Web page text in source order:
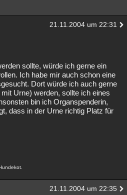
21.11.2004 um 22:31
sollte, würde ich gerne ein
Ich habe mir auch schon eine
Dort würde ich auch gerne
Urne) werden, sollte ich eines
bin ich Organspenderin,
dass in der Urne richtig Platz für
21.11.2004 um 22:35